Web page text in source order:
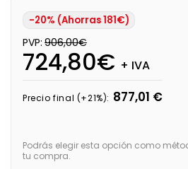
-20% (Ahorras 181€)
PVP: 906,00€
724,80€ + IVA
Precio final (+21%): 877,01 €
Podrás elegir esta opción como
tu compra.